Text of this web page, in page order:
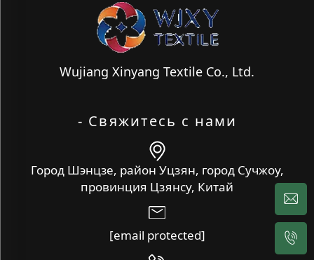
Wujiang Xinyang Textile Co., Ltd.
- Свяжитесь с нами
Город Шэнцзе, район Уцзян, город Сучжоу,
провинция Цзянсу, Китай
[email protected]